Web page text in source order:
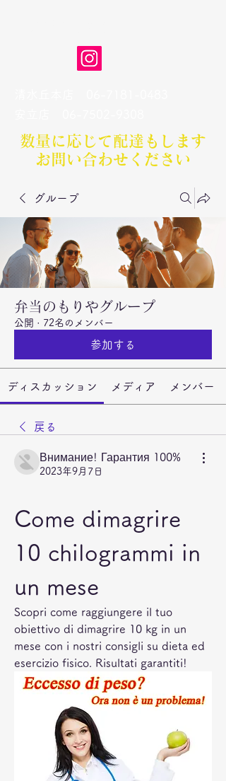
数量に応じて配達もします​
お問い合わせください
グループ
弁当のもりやグループ
公開 · 72名のメンバー
参加する
ディスカッション メディア メンバー
戻る
Внимание! Гарантия 100%
2023年9月7日
Come dimagrire
10 chilogrammi in
un mese
Scopri come raggiungere il tuo
obiettivo di dimagrire 10 kg in un
mese con i nostri consigli su dieta ed
esercizio fisico. Risultati garantiti!